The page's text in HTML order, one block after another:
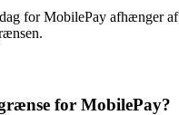
for MobilePay afhænger
for MobilePay?